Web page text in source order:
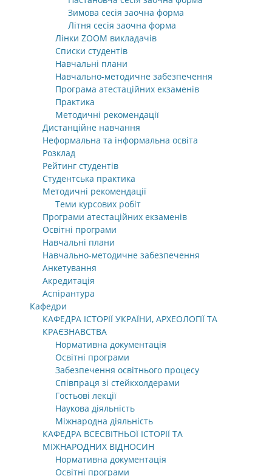
Зимова сесія заочна форма
Літня сесія заочна форма
Лінки ZOOM викладачів
Списки студентів
Навчальні плани
Навчально-методичне забезпечення
Програма атестаційних екзаменів
Практика
Методичні рекомендації
Дистанційне навчання
Неформальна та інформальна освіта
Розклад
Рейтинг студентів
Студентська практика
Методичні рекомендації
Теми курсових робіт
Програми атестаційних екзаменів
Освітні програми
Навчальні плани
Навчально-методичне забезпечення
Анкетування
Акредитація
Аспірантура
Кафедри
КАФЕДРА ІСТОРІЇ УКРАЇНИ, АРХЕОЛОГІЇ ТА
КРАЄЗНАВСТВА
Нормативна документація
Освітні програми
Забезпечення освітнього процесу
Співпраця зі стейкхолдерами
Гостьові лекції
Наукова діяльність
Міжнародна діяльність
КАФЕДРА ВСЕСВІТНЬОЇ ІСТОРІЇ ТА
МІЖНАРОДНИХ ВІДНОСИН
Нормативна документація
Освітні програми